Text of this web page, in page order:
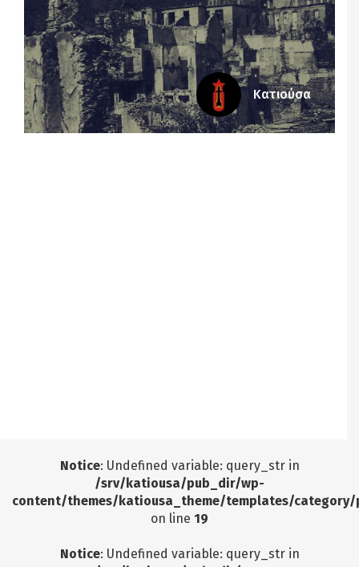
Κατιούσα
Notice: Undefined variable: query_str in
/srv/katiousa/pub_dir/wp-
content/themes/katiousa_theme/templates/
on line 19
Notice: Undefined variable: query_str in